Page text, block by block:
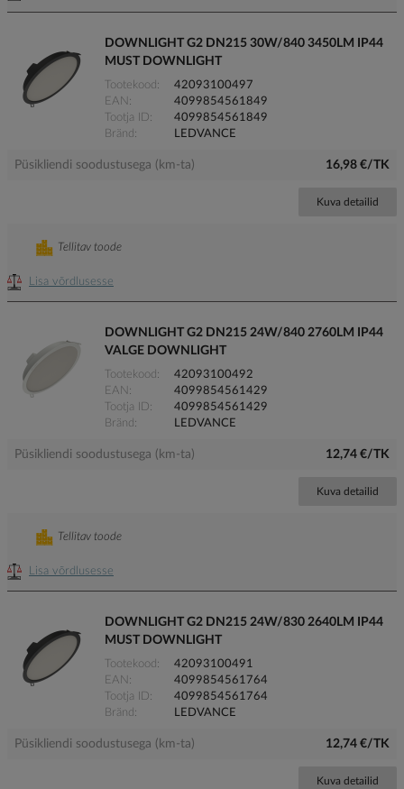
DOWNLIGHT G2 DN215 30W/840 3450LM IP44
MUST DOWNLIGHT
Tootekood
42093100497
EAN
4099854561849
Tootja ID
4099854561849
Bränd
LEDVANCE
Püsikliendi soodustusega (km-ta) 16,98 €/TK
Kuva detailid
Lisa võrdlusesse
Tellitav toode
DOWNLIGHT G2 DN215 24W/840 2760LM IP44
VALGE DOWNLIGHT
Tootekood
42093100492
EAN
4099854561429
Tootja ID
4099854561429
Bränd
LEDVANCE
Püsikliendi soodustusega (km-ta) 12,74 €/TK
Kuva detailid
Lisa võrdlusesse
Tellitav toode
DOWNLIGHT G2 DN215 24W/830 2640LM IP44
MUST DOWNLIGHT
Tootekood
42093100491
EAN
4099854561764
Tootja ID
4099854561764
Bränd
LEDVANCE
Püsikliendi soodustusega (km-ta) 12,74 €/TK
Kuva detailid